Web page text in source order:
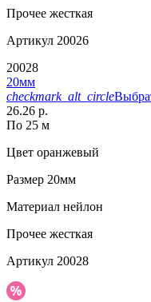
Прочее жесткая
Артикул 20026
20028
20мм
checkmark_alt_circle
26.26 р.
По 25 м
Цвет оранжевый
Размер 20мм
Материал нейлон
Прочее жесткая
Артикул 20028